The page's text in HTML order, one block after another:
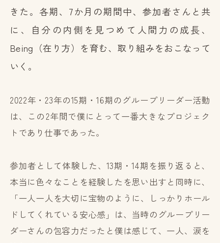
きた。各期、7か月の期間中、参加者さんと共
に、自分の内側を見つめて人間力の成長、
Being（在り方）を育む、取り組みをおこなって
いく。
2022年・23年の15期・16期のグループリーダー活動
は、この2年間で僕にとって一番大きなプロジェク
トであり仕事であった。
参加者として体験した、13期・14期を振り返ると、
本当に色々なことを経験したを思い出すと同時に、
「一人一人を大切に宝物のように、しっかりホール
ドしてくれている安心感」は、当時のグループリー
ダーさんの包容力だったと僕は感じて、一人、涙を